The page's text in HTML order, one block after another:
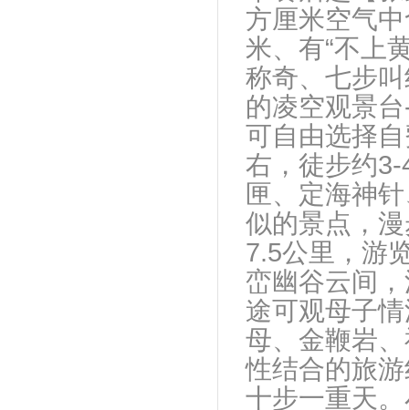
方厘米空气
米、有“不上
称奇、七步
的凌空观景
可自由选择
右，徒步约
匣、定海神
似的景点，
7.5公里，游
峦幽谷云间
途可观母子
母、金鞭岩
性结合的旅
十步一重天